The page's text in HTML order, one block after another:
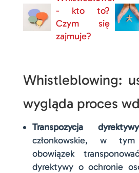
- kto to?
Czym się
zajmuje?
Whistleblowing:
wygląda proces
Transpozycja dyrektywy
członkowskie, w
obowiązek
dyrektywy o ochronie